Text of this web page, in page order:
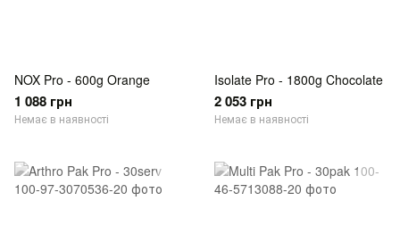
NOX Pro - 600g Orange
1 088 грн
Немає в наявності
Isolate Pro - 1800g Chocolate
2 053 грн
Немає в наявності